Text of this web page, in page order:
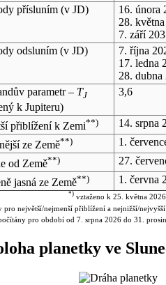
přísluním (v JD) 16. února
28.
7. září
odsluním (v JD) 7. října
17. ledna
28. dubna
parametr – TJ
k Jupiteru)
3,6
přiblížení k Zemi**) 14. srpna
ze Země**) 1.
od Země**) 27.
jasná ze Země**) 1. června
*)vztaženo k 25. května
pro největší/nejmenší přiblížení a nejnižší/
pro období od 7. srpna 2026 do 31.
planetky ve